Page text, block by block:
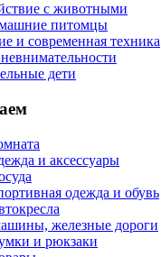
с животными
питомцы
и современная техника
дети
и аксессуары
одежда и обувь
железные дороги
и рюкзаки